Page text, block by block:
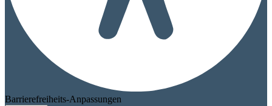
Barrierefreiheits-Anpassungen